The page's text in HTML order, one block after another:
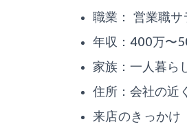
職業： 営業職サ
年収：400万〜
家族：一人暮ら
住所：会社の近
来店のきっかけ